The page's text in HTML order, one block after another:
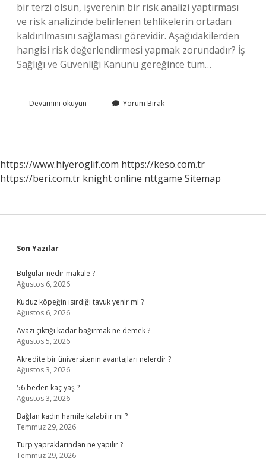
bir terzi olsun, işverenin bir risk analizi yaptırması
ve risk analizinde belirlenen tehlikelerin ortadan
kaldırılmasını sağlaması görevidir. Aşağıdakilerden
hangisi risk değerlendirmesi yapmak zorundadır? İş
Sağlığı ve Güvenliği Kanunu gereğince tüm…
Devamını okuyun
Değerlendirmesi
Yorum Bırak
https://www.hiyeroglif.com https://keso.com.tr
https://beri.com.tr knight online nttgame Sitemap
Sidebar
Son Yazılar
Bulgular nedir makale ?
Ağustos 6, 2026
Kuduz köpeğin ısırdığı tavuk yenir mi ?
Ağustos 6, 2026
Avazı çıktığı kadar bağırmak ne demek ?
Ağustos 5, 2026
Akredite bir üniversitenin avantajları nelerdir ?
Ağustos 3, 2026
56 beden kaç yaş ?
Ağustos 3, 2026
Bağlan kadın hamile kalabilir mi ?
Temmuz 29, 2026
Turp yapraklarından ne yapılır ?
Temmuz 29, 2026